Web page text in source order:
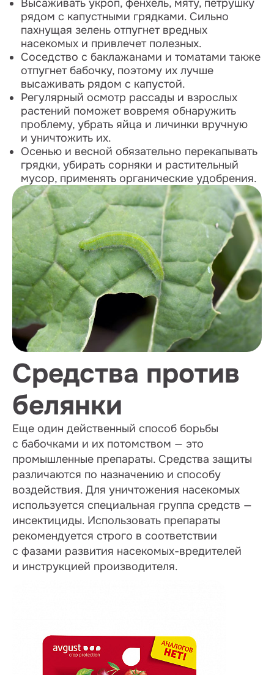
Высаживать укроп, фенхель, мяту, петрушку
рядом с капустными грядками. Сильно
пахнущая зелень отпугнет вредных
насекомых и привлечет полезных.
Соседство с баклажанами и томатами также
отпугнет бабочку, поэтому их лучше
высаживать рядом с капустой.
Регулярный осмотр рассады и взрослых
растений поможет вовремя обнаружить
проблему, убрать яйца и личинки вручную
и уничтожить их.
Осенью и весной обязательно перекапывать
грядки, убирать сорняки и растительный
мусор, применять органические удобрения.
Средства против
белянки
Еще один действенный способ борьбы
с бабочками и их потомством — это
промышленные препараты. Средства защиты
различаются по назначению и способу
воздействия. Для уничтожения насекомых
используется специальная группа средств —
инсектициды. Использовать препараты
рекомендуется строго в соответствии
с фазами развития насекомых-вредителей
и инструкцией производителя.